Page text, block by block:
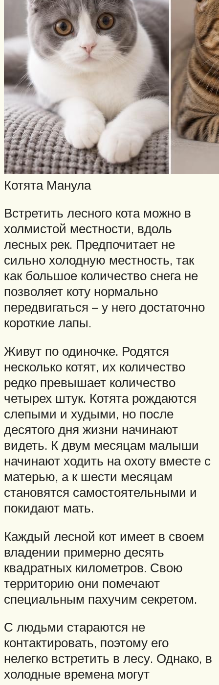
Котята Манула
Встретить лесного кота можно в
холмистой местности, вдоль
лесных рек. Предпочитает не
сильно холодную местность, так
как большое количество снега не
позволяет коту нормально
передвигаться – у него достаточно
короткие лапы.
Живут по одиночке. Родятся
несколько котят, их количество
редко превышает количество
четырех штук. Котята рождаются
слепыми и худыми, но после
десятого дня жизни начинают
видеть. К двум месяцам малыши
начинают ходить на охоту вместе с
матерью, а к шести месяцам
становятся самостоятельными и
покидают мать.
Каждый лесной кот имеет в своем
владении примерно десять
квадратных километров. Свою
территорию они помечают
специальным пахучим секретом.
С людьми стараются не
контактировать, поэтому его
нелегко встретить в лесу. Однако, в
холодные времена могут